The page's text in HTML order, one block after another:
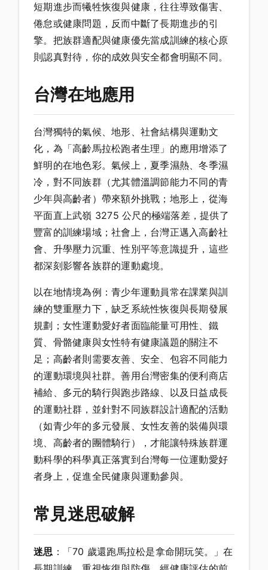
短期進步而犧牲恢復與健康，往往導致傷害、
倦怠或健康問題，反而中斷了長期進步的引
擎。把族群適配與健康優先當成訓練的核心原
則認真對待，你的成效與安全都會明顯不同。
台灣在地應用
台灣獨特的氣候、地形、社會結構與運動文
化，為「高齡馬拉松跑者生理」的應用增添了
鮮明的在地色彩。氣候上，夏季濕熱、冬季濕
冷，對不同族群（尤其體溫調節能力不同的青
少年與高齡者）帶來額外挑戰；地形上，從海
平面直上武嶺 3275 公尺的極端落差，提供了
豐富的訓練場域；社會上，台灣正邁入高齡社
會、升學壓力沉重、性別平等意識提升，這些
都深刻影響各族群的運動處境。
以在地情境為例：青少年運動員常在課業與訓
練的雙重壓力下，缺乏系統性恢復與長期發展
規劃；女性運動愛好者面臨能量可用性、鐵
質、骨骼健康與女性特有健康議題的關注不
足；高齡者則需要友善、安全、包容不同能力
的運動環境與社群。善用台灣密集的便利商店
補給、多元的騎行與跑步路線、以及日益成長
的運動社群，並針對不同族群設計適配的活動
（如青少年的多元發展、女性友善的裝備與環
境、高齡者的團體騎行），才能讓特殊族群運
動科學的科學真正落實到台灣每一位運動愛好
者身上，促進全民健康與運動參與。
常見迷思破解
迷思 ：「70 歲還跑馬拉松是拿命開玩笑。」在